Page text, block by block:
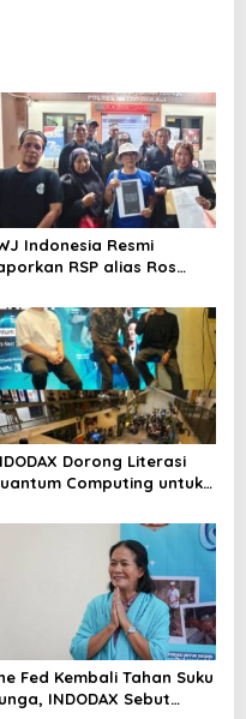
Indonesia Resmi
RSP alias Ros
Dorong Literasi
Computing untuk
Fed Kembali Tahan Suku
INDODAX Sebut